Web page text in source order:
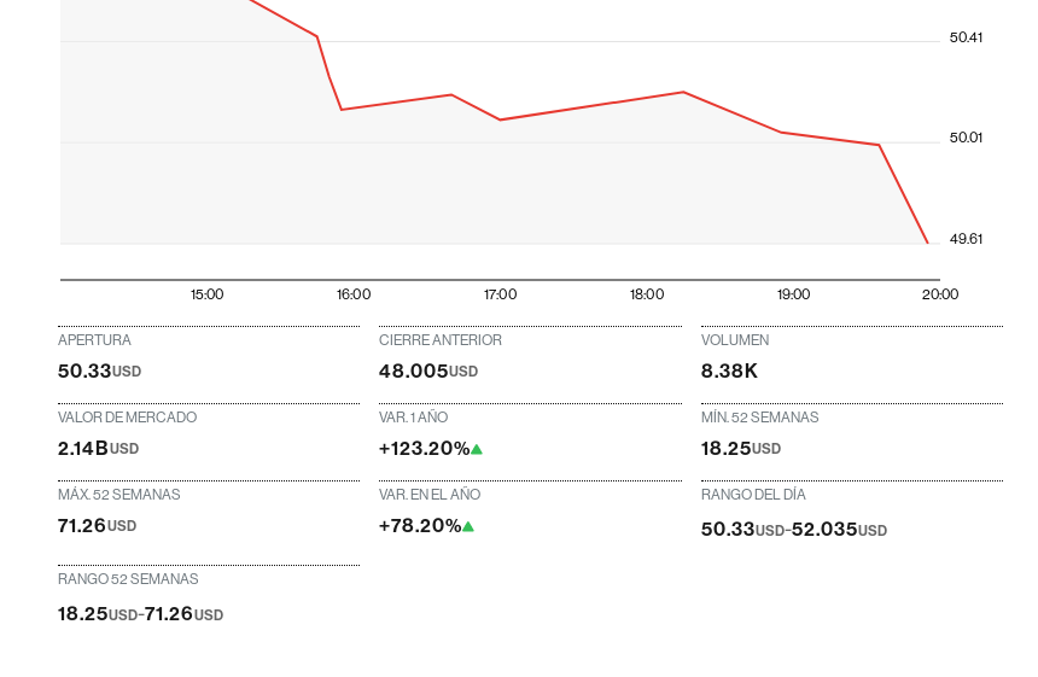
15:00 16:00 17:00 18:00 19:00 20:00
49.61
50.01
50.41
APERTURA
50.33USD
CIERRE ANTERIOR
48.005USD
VOLUMEN
8.38K
VALOR DE MERCADO
2.14BUSD
VAR. 1 AÑO
+123.20%
MÍN. 52 SEMANAS
18.25USD
MÁX. 52 SEMANAS
71.26USD
VAR. EN EL AÑO
+78.20%
RANGO DEL DÍA
50.33USD-52.035USD
RANGO 52 SEMANAS
18.25USD-71.26USD